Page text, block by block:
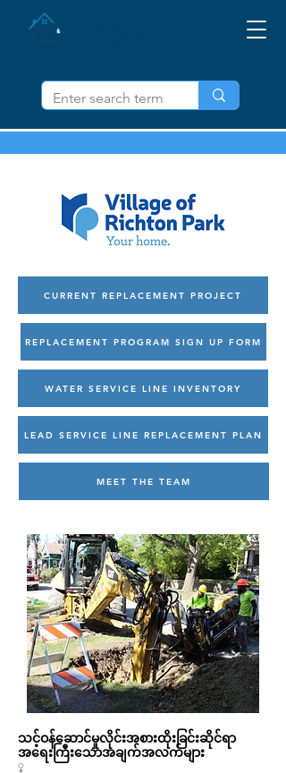
CURRENT REPLACEMENT PROJECT
REPLACEMENT PROGRAM SIGN UP FORM
WATER SERVICE LINE INVENTORY
LEAD SERVICE LINE REPLACEMENT PLAN
MEET THE TEAM
သင့်ဝန်ဆောင်မှုလိုင်းအစားထိုးခြင်းဆိုင်ရာ
အရေးကြီးသောအချက်အလက်များ
့